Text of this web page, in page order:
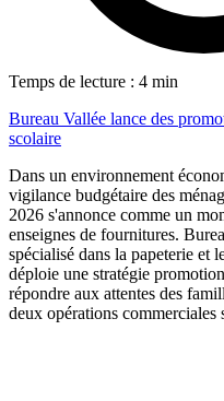
Temps de lecture : 4 min
Bureau Vallée lance des
scolaire
Dans un environnement
vigilance budgétaire des
2026 s'annonce comme un
enseignes de fournitures.
spécialisé dans la papeterie et
déploie une stratégie
répondre aux attentes des
deux opérations commerciales